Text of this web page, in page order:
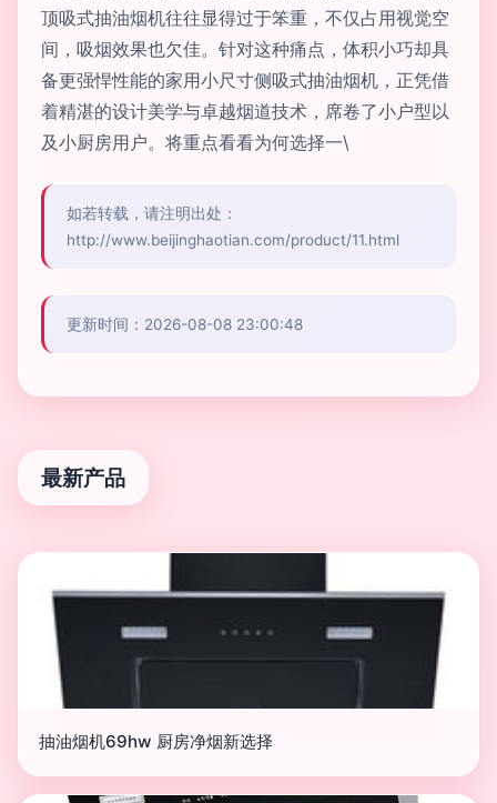
顶吸式抽油烟机往往显得过于笨重，不仅占用视觉空
间，吸烟效果也欠佳。针对这种痛点，体积小巧却具
备更强悍性能的家用小尺寸侧吸式抽油烟机，正凭借
着精湛的设计美学与卓越烟道技术，席卷了小户型以
及小厨房用户。将重点看看为何选择一\
如若转载，请注明出处：
http://www.beijinghaotian.com/product/11.html
更新时间：2026-08-08 23:00:48
最新产品
抽油烟机69hw 厨房净烟新选择